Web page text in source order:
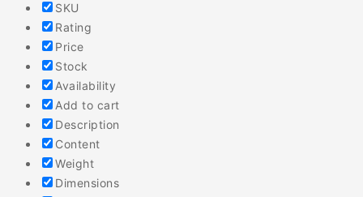
SKU
Rating
Price
Stock
Availability
Add to cart
Description
Content
Weight
Dimensions